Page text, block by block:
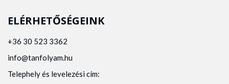
ELÉRHETŐSÉGEINK
+36 30 523 3362
info@tanfolyam.hu
Telephely és levelezési cím: